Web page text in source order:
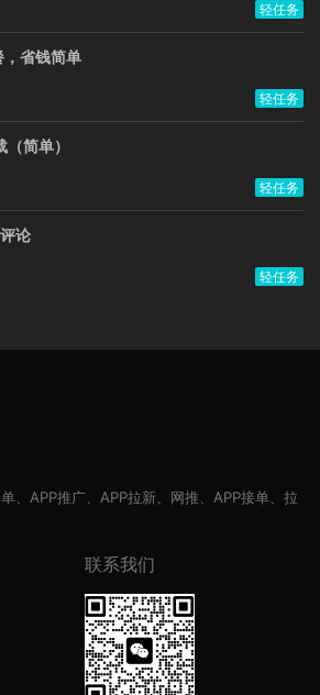
轻任务
省钱简单
轻任务
简单）
轻任务
论
轻任务
、APP推广、APP拉新、网推、APP接单、拉
联系我们